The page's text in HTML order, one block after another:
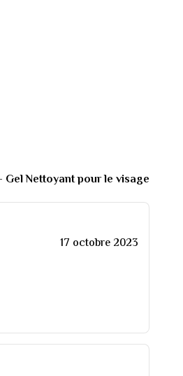
Gel Nettoyant pour le visage
17 octobre 2023